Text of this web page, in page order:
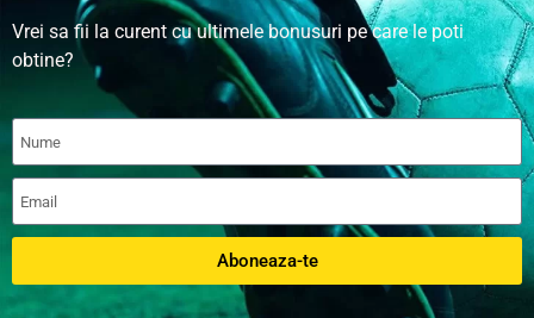
Vrei sa fii la curent cu ultimele bonusuri pe care le poti
obtine?
Aboneaza-te